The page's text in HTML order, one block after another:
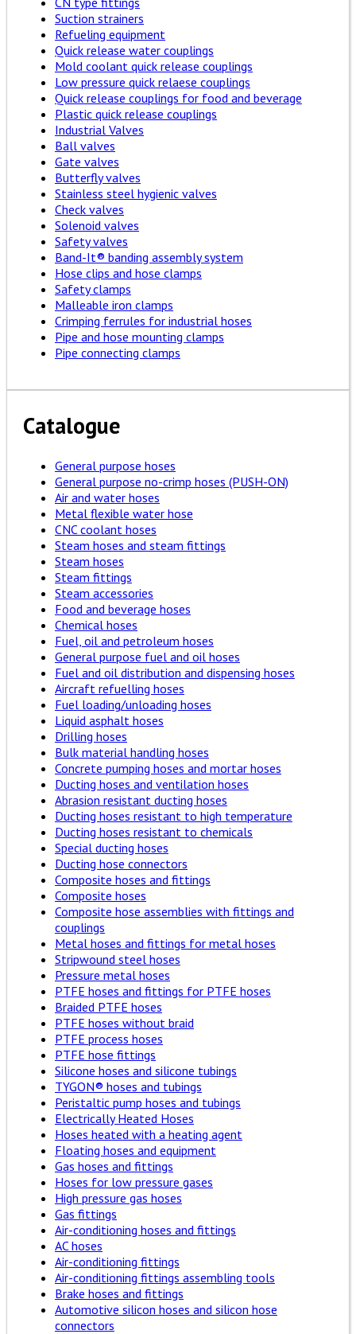
Suction strainers
Refueling equipment
Quick release water couplings
Mold coolant quick release couplings
Low pressure quick relaese couplings
Quick release couplings for food and beverage
Plastic quick release couplings
Industrial Valves
Ball valves
Gate valves
Butterfly valves
Stainless steel hygienic valves
Check valves
Solenoid valves
Safety valves
Band-It® banding assembly system
Hose clips and hose clamps
Safety clamps
Malleable iron clamps
Crimping ferrules for industrial hoses
Pipe and hose mounting clamps
Pipe connecting clamps
Catalogue
General purpose hoses
General purpose no-crimp hoses (PUSH-ON)
Air and water hoses
Metal flexible water hose
CNC coolant hoses
Steam hoses and steam fittings
Steam hoses
Steam fittings
Steam accessories
Food and beverage hoses
Chemical hoses
Fuel, oil and petroleum hoses
General purpose fuel and oil hoses
Fuel and oil distribution and dispensing hoses
Aircraft refuelling hoses
Fuel loading/unloading hoses
Liquid asphalt hoses
Drilling hoses
Bulk material handling hoses
Concrete pumping hoses and mortar hoses
Ducting hoses and ventilation hoses
Abrasion resistant ducting hoses
Ducting hoses resistant to high temperature
Ducting hoses resistant to chemicals
Special ducting hoses
Ducting hose connectors
Composite hoses and fittings
Composite hoses
Composite hose assemblies with fittings and
couplings
Metal hoses and fittings for metal hoses
Stripwound steel hoses
Pressure metal hoses
PTFE hoses and fittings for PTFE hoses
Braided PTFE hoses
PTFE hoses without braid
PTFE process hoses
PTFE hose fittings
Silicone hoses and silicone tubings
TYGON® hoses and tubings
Peristaltic pump hoses and tubings
Electrically Heated Hoses
Hoses heated with a heating agent
Floating hoses and equipment
Gas hoses and fittings
Hoses for low pressure gases
High pressure gas hoses
Gas fittings
Air-conditioning hoses and fittings
AC hoses
Air-conditioning fittings
Air-conditioning fittings assembling tools
Brake hoses and fittings
Automotive silicon hoses and silicon hose
connectors